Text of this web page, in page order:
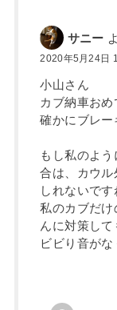
サニー
2020年5月24日
小山さん
カブ納車おめ
確かにブレー
もし私のよ
合は、カウル
しれないです
私のカブだけ
んに対策して
ビビり音がな